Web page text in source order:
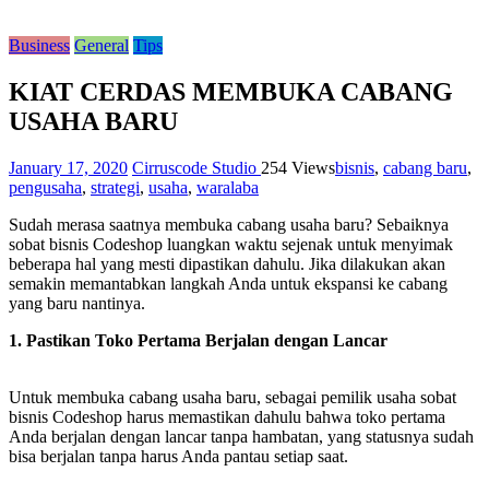
Business General Tips
KIAT CERDAS MEMBUKA CABANG
USAHA BARU
January 17, 2020 Cirruscode Studio 254 Viewsbisnis, cabang baru,
pengusaha, strategi, usaha, waralaba
Sudah merasa saatnya membuka cabang usaha baru? Sebaiknya
sobat bisnis Codeshop luangkan waktu sejenak untuk menyimak
beberapa hal yang mesti dipastikan dahulu. Jika dilakukan akan
semakin memantabkan langkah Anda untuk ekspansi ke cabang
yang baru nantinya.
1. Pastikan Toko Pertama Berjalan dengan Lancar
Untuk membuka cabang usaha baru, sebagai pemilik usaha sobat
bisnis Codeshop harus memastikan dahulu bahwa toko pertama
Anda berjalan dengan lancar tanpa hambatan, yang statusnya sudah
bisa berjalan tanpa harus Anda pantau setiap saat.